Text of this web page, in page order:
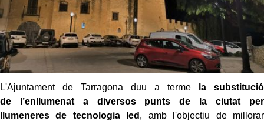
L'Ajuntament de Tarragona duu a terme
la substitució
de l’enllumenat a diversos punts de la ciutat per
llumeneres de tecnologia led , amb l'objectiu de millorar